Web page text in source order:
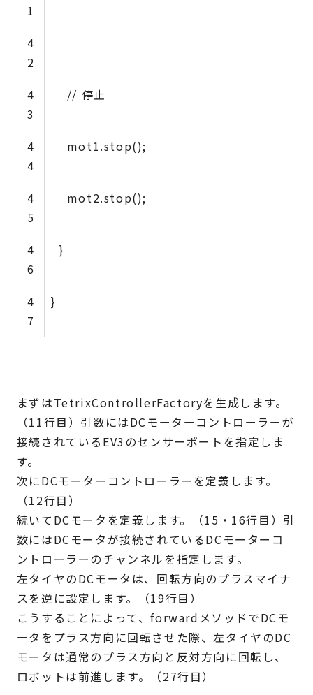
1
4
2
4
3
// 停止
4
4
mot1.stop();
4
5
mot2.stop();
4
6
}
4
7
}
まずはTetrixControllerFactoryを生成します。
（11行目）引数にはDCモーターコントローラーが
接続されているEV3のセンサーポートを指定しま
す。
次にDCモーターコントローラーを定義します。
（12行目）
続いてDCモータを定義します。（15・16行目）引
数にはDCモータが接続されているDCモーターコ
ントローラーのチャンネルを指定します。
左タイヤのDCモータは、回転方向のプラスマイナ
スを逆に設定します。（19行目）
こうすることによって、forwardメソッドでDCモ
ータをプラス方向に回転させた際、左タイヤのDC
モータは通常のプラス方向と反対方向に回転し、
ロボットは前進します。（27行目）